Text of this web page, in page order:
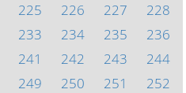
225 226 227
228
233 234 235
236
241 242 243
244
249 250 251
252